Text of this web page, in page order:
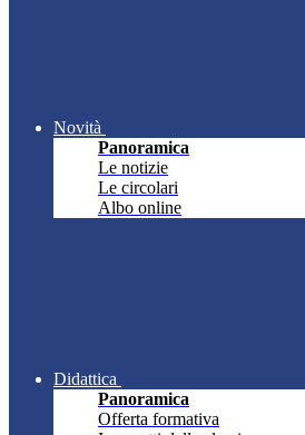
Novità
Panoramica
Le notizie
Le circolari
Albo online
Didattica
Panoramica
Offerta formativa